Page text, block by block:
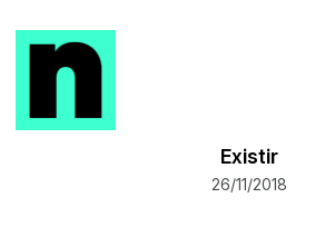
Existir
26/11/2018